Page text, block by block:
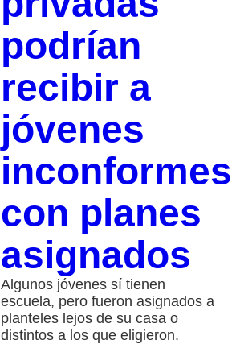
podrían
recibir a
jóvenes
inconformes
con planes
asignados
Algunos jóvenes sí tienen
escuela, pero fueron asignados a
planteles lejos de su casa o
distintos a los que eligieron.